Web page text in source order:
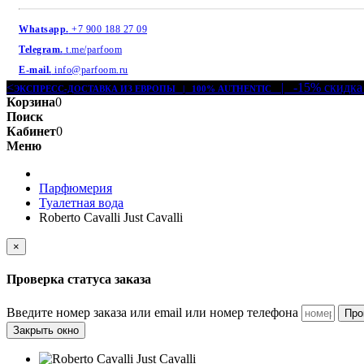
Whatsapp. +7 900 188 27 09
Telegram. t.me/parfoom
E-mail. info@parfoom.ru
<ЭКСПРЕСС-ДОСТАВКА ИЗ ЕВРОПЫ | 100% AUTHENTIC
| -15% скидка
Корзина0
Поиск
Кабинет0
Меню
Парфюмерия
Туалетная вода
Roberto Cavalli Just Cavalli
×
Проверка статуса заказа
Введите номер заказа или email или номер телефона
Закрыть окно